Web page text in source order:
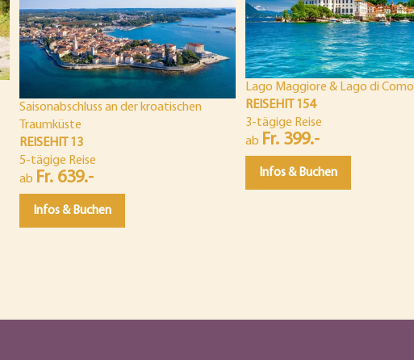
Saisonabschluss an der kroatischen
Traumküste
REISEHIT 13
5-tägige Reise
ab Fr. 639.-
Infos & Buchen
Lago Maggiore & Lago di Como
REISEHIT 154
3-tägige Reise
ab Fr. 399.-
Infos & Buchen